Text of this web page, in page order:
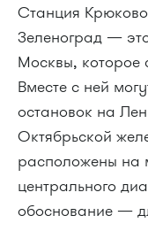
Станция
Зеленоград —
Москвы, которое
Вместе с ней
остановок на
Октябрьской
расположены на
центрального
обоснование —